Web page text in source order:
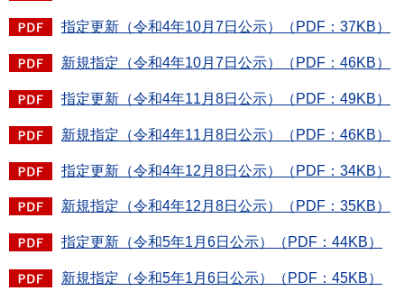
指定更新（令和4年10月7日公示）（PDF：37KB）
新規指定（令和4年10月7日公示）（PDF：46KB）
指定更新（令和4年11月8日公示）（PDF：49KB）
新規指定（令和4年11月8日公示）（PDF：46KB）
指定更新（令和4年12月8日公示）（PDF：34KB）
新規指定（令和4年12月8日公示）（PDF：35KB）
指定更新（令和5年1月6日公示）（PDF：44KB）
新規指定（令和5年1月6日公示）（PDF：45KB）